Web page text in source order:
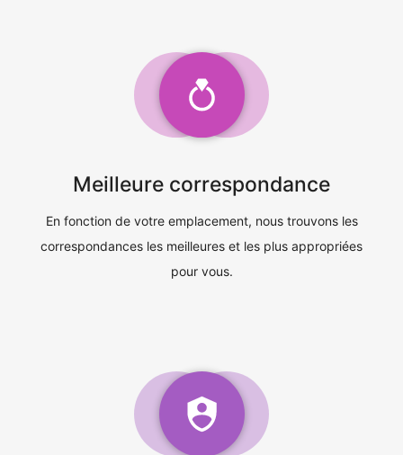
Meilleure correspondance
En fonction de votre emplacement, nous trouvons les
correspondances les meilleures et les plus appropriées
pour vous.